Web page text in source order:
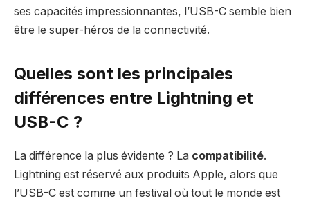
ses capacités impressionnantes, l’USB-C semble bien
être le super-héros de la connectivité.
Quelles sont les principales
différences entre Lightning et
USB-C ?
La différence la plus évidente ? La compatibilité.
Lightning est réservé aux produits Apple, alors que
l’USB-C est comme un festival où tout le monde est